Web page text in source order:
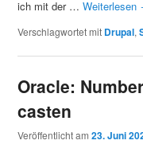
ich mit der …Weiterlesen
Verschlagwortet mit Drupal,
Oracle:
casten
Veröffentlicht am23. Juni